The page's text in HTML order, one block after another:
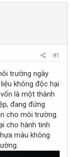
#1
trường ngày
không độc hại
là một thành
đang đứng
cho môi trường.
cho hành tinh
màu không